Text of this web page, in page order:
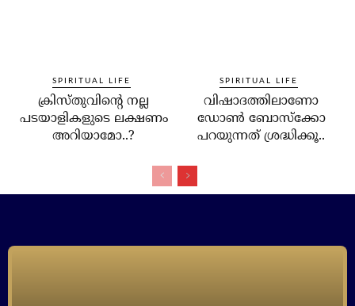
SPIRITUAL LIFE
ക്രിസ്തുവിന്റെ നല്ല
പടയാളികളുടെ ലക്ഷണം
അറിയാമോ..?
SPIRITUAL LIFE
വിഷാദത്തിലാണോ
ഡോണ്‍ ബോസ്‌ക്കോ
പറയുന്നത് ശ്രദ്ധിക്കൂ..